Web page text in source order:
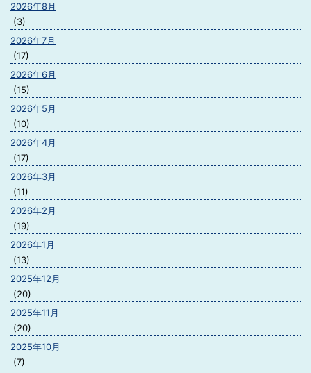
2026年8月
(3)
2026年7月
(17)
2026年6月
(15)
2026年5月
(10)
2026年4月
(17)
2026年3月
(11)
2026年2月
(19)
2026年1月
(13)
2025年12月
(20)
2025年11月
(20)
2025年10月
(7)